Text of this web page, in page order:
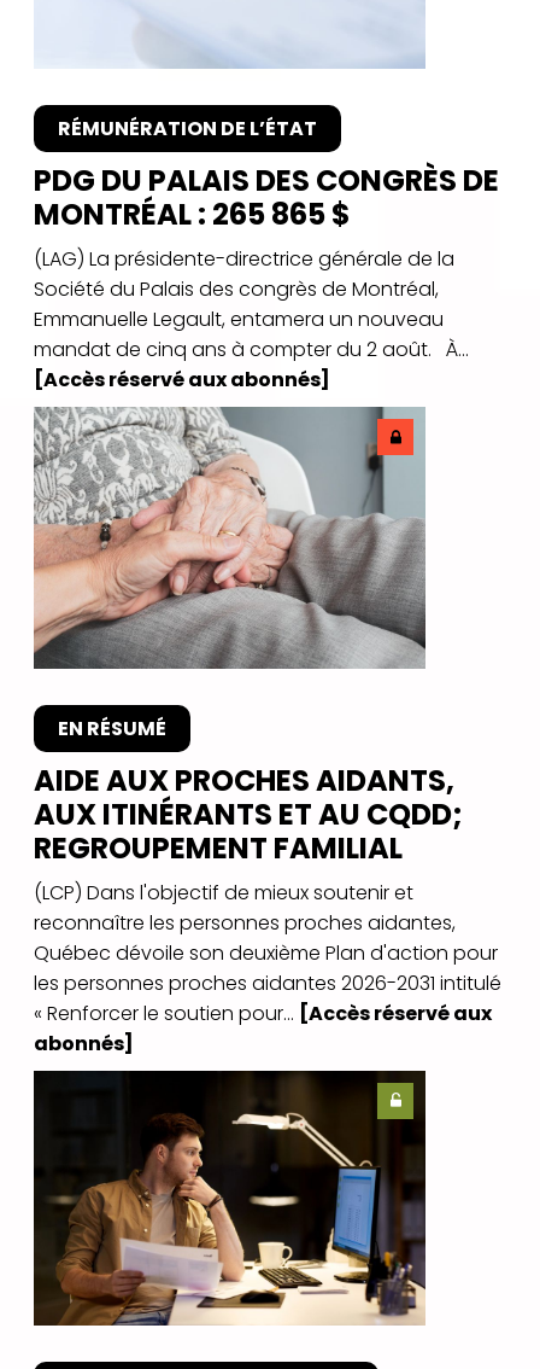
RÉMUNÉRATION DE L’ÉTAT
PDG DU PALAIS DES CONGRÈS DE
MONTRÉAL : 265 865 $
(LAG) La présidente-directrice générale de la
Société du Palais des congrès de Montréal,
Emmanuelle Legault, entamera un nouveau
mandat de cinq ans à compter du 2 août. À...
[Accès réservé aux abonnés]
EN RÉSUMÉ
AIDE AUX PROCHES AIDANTS,
AUX ITINÉRANTS ET AU CQDD;
REGROUPEMENT FAMILIAL
(LCP) Dans l'objectif de mieux soutenir et
reconnaître les personnes proches aidantes,
Québec dévoile son deuxième Plan d'action pour
les personnes proches aidantes 2026-2031 intitulé
« Renforcer le soutien pour... [Accès réservé aux
abonnés]